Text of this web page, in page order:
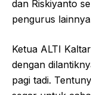
dan Riskiyanto
pengurus
Ketua ALTI
dengan
pagi tadi.